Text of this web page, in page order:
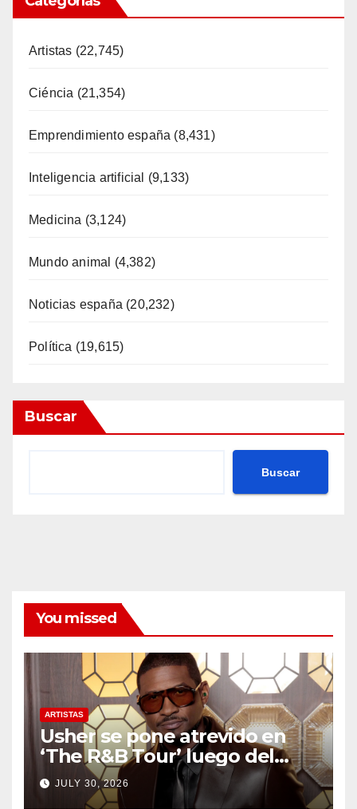
Artistas (22,745)
Ciéncia (21,354)
Emprendimiento españa (8,431)
Inteligencia artificial (9,133)
Medicina (3,124)
Mundo animal (4,382)
Noticias españa (20,232)
Política (19,615)
Buscar
Buscar
You missed
ARTISTAS
Usher se pone atrevido en
‘The R&B Tour’ luego del
drama de un fan
JULY 30, 2026